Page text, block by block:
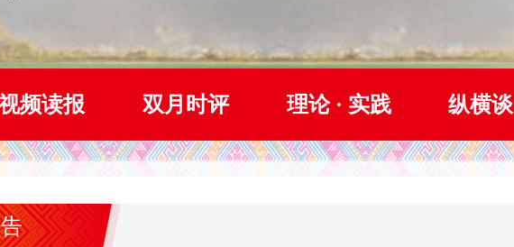
频读报 双月时评 理论 · 实践 纵横谈